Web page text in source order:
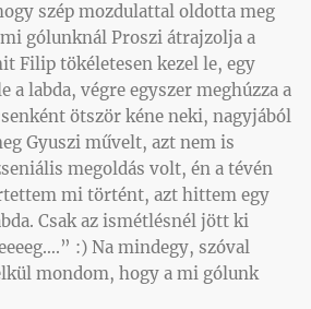
szép mozdulattal oldotta meg
gólunknál Proszi átrajzolja a
Filip tökéletesen kezel le, egy
a labda, végre egyszer meghúzza a
ötször kéne neki, nagyjából
Gyuszi művelt, azt nem is
megoldás volt, én a tévén
mi történt, azt hittem egy
Csak az ismétlésnél jött ki
:) Na mindegy, szóval
mondom, hogy a mi gólunk